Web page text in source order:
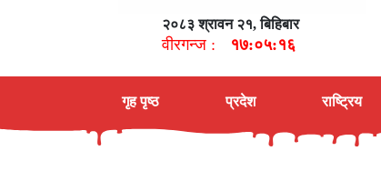
२०८३ श्रावन २१, बिहिबार
वीरगन्ज : १७:०५:१७
गृह पृष्ठ प्रदेश राष्ट्रिय